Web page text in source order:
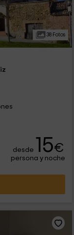
38 Fotos
desde 15€
persona y noche